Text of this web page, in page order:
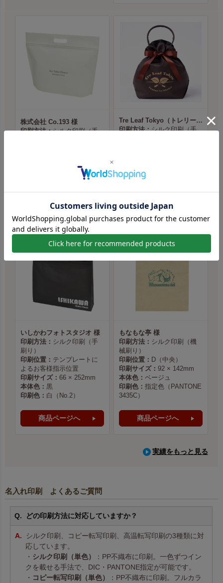
株式会社 Co.193 様
印刷方法：シルク印刷（手
ライトベージュ
Tre Leaf Tokyo（トレリーフ東京） 様
印刷方法：シルク印刷（手
印刷色：金（No.3）
いしかわフォトスタジオ 様
印刷方法： シルク印刷（手
刷り）
印刷位置： テンプレートに
よるお客様指示位置
印刷サイズ： 66 × 252mm
本体色： 黒
印刷色： 白（No.2）
商品ページへ
もなもな亭 様
印刷方法： シルク印刷（機
械刷り）
印刷位置： D（中央）
印刷サイズ： 92 × 142mm
本体色： ベージュ
印刷色： 指定色（PANTONE
3435C）
商品ページへ
実績をもっと見る
名入れ印刷 よくあるご質問
どの印刷方法に対応していますか？
シルク印刷、コピー転写印刷、高温転写印刷の3種類に対
応しています。
・ シルク印刷（単色）
：PP不織布に印刷。一色ずつイン
クを載せる手法で、DIC・PANTONE指定が可能です。
・ コピー転写印刷（単色）
：PP不織布に印刷。フルカラ